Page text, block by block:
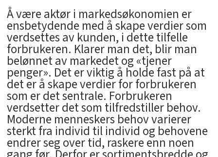
Å være aktør i markedsøkonomien er
ensbetydende med å skape verdier som
verdsettes av kunden, i dette tilfelle
forbrukeren. Klarer man det, blir man
belønnet av markedet og «tjener
penger». Det er viktig å holde fast på at
det er å skape verdier for forbrukeren
som er det sentrale. Forbrukeren
verdsetter det som tilfredstiller behov.
Moderne menneskers behov varierer
sterkt fra individ til individ og behovene
endrer seg over tid, raskere enn noen